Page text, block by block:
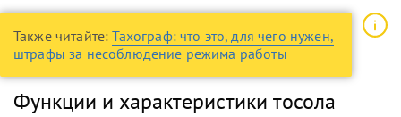
Также читайте:Тахограф: что это, для чего нужен,
штрафы за несоблюдение режима работы
Функции и характеристики тосола